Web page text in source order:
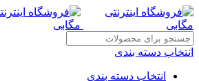
انتخاب دسته بندی
انتخاب دسته بندی